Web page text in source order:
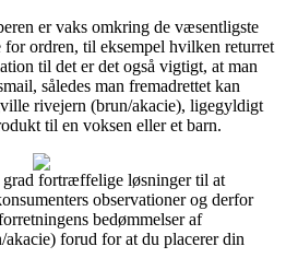
er vaks omkring de væsentligste
ordren, til eksempel hvilken returret
til det er det også vigtigt, at man
således man fremadrettet kan
rivejern (brun/akacie), ligegyldigt
til en voksen eller et barn.
fortræffelige løsninger til at
observationer og derfor
bedømmelser af
forud for at du placerer din